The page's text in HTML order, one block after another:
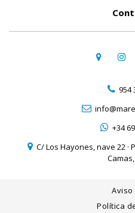
954
+34
C/ Los Hayones, nave 22
Aviso
Política